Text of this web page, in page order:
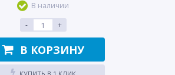
В наличии
-
+
В КОРЗИНУ